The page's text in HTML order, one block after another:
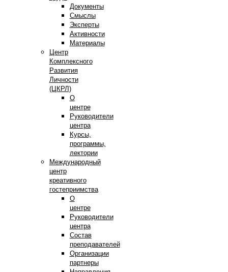
Документы
Смыслы
Эксперты
Активности
Материалы
Центр
Комплексного
Развития
Личности
(ЦКРЛ)
О
центре
Руководители
центра
Курсы,
программы,
лектории
Международный
центр
креативного
гостеприимства
О
центре
Руководители
центра
Состав
преподавателей
Организации
партнеры